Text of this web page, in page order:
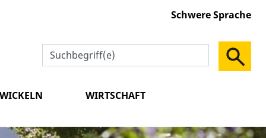
Schwere Sprache
WIRTSCHAFT